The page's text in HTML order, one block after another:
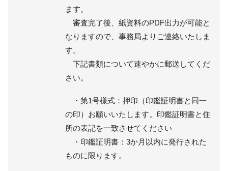
ます。
審査完了後、紙資料のPDF出力が可能と
なりますので、事務局よりご連絡いたしま
す。
下記書類について速やかに郵送してくだ
さい。
・第1号様式：押印（印鑑証明書と同一
の印）お願いいたします。印鑑証明書と住
所の表記を一致させてください
・印鑑証明書：3か月以内に発行された
ものに限ります。